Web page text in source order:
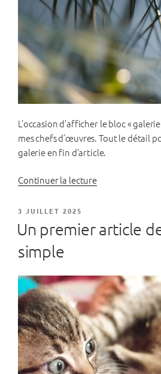
L’occasion d’afficher le bloc «
mes chefs d’œuvres. Tout le détail
galerie en fin d’article.
Continuer la lecturede
la
PUBLIÉ
3 JUILLET 2025
Un premier article
simple